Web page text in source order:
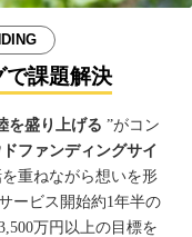
で課題解決
を盛り上げる ”がコン
ファンディングサイ
重ねながら想いを形
ービス開始約1年半の
万円以上の目標を